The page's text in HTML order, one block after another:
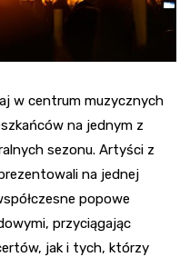
w centrum muzycznych
na jednym z
sezonu. Artyści z
na jednej
popowe
przyciągając
jak i tych, którzy